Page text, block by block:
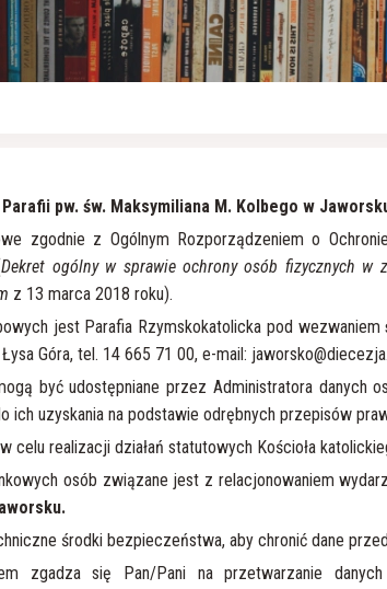
pw. św. Maksymiliana M. Kolbego w
zgodnie z Ogólnym Rozporządzeniem o
Dekret ogólny w sprawie ochrony osób fizycznych w
z 13 marca 2018 roku).
jest Parafia Rzymskokatolicka pod wezwaniem
Góra, tel. 14 665 71 00, e-mail:
być udostępniane przez Administratora danych
ich uzyskania na podstawie odrębnych przepisów
celu realizacji działań statutowych Kościoła
osób związane jest z relacjonowaniem
środki bezpieczeństwa, aby chronić dane
zgadza się Pan/Pani na przetwarzanie